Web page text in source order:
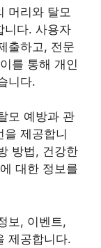
머리와 탈모
니다. 사용자
출하고, 전문
를 통해 개인
니다.
모 예방과 관
제공합니
방법, 건강한
대한 정보를
보, 이벤트,
제공합니다.